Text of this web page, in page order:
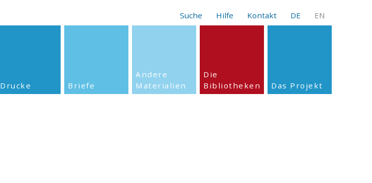
Suche Hilfe Kontakt DE EN
Drucke Briefe
Andere
Materialien
Die
Bibliotheken
Das Projekt